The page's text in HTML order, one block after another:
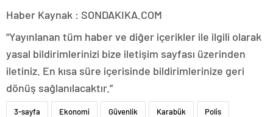
Haber Kaynak : SONDAKIKA.COM
“Yayınlanan tüm haber ve diğer içerikler ile ilgili olarak
yasal bildirimlerinizi bize iletişim sayfası üzerinden
iletiniz. En kısa süre içerisinde bildirimlerinize geri
dönüş sağlanılacaktır.”
3-sayfa Ekonomi Güvenlik Karabük Polis